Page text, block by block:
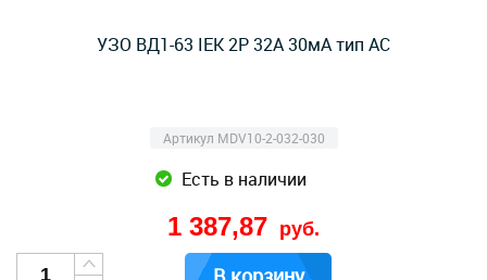
УЗО ВД1-63 IEK 2Р 32А 30мА тип AC
Артикул MDV10-2-032-030
Есть в наличии
1 387,87 руб.